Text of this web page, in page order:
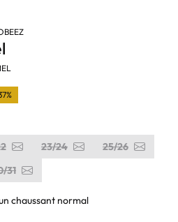
23/24
25/26
31
chaussant normal